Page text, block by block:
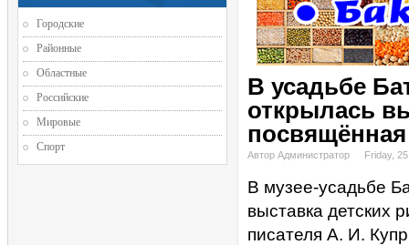
В усадьбе
открылась
Автор Администратор Friday,
В музее-усадьбе
выставка детских
писателя А. И.
Городские
Районные
Областные
Российские
Мировые
Спорт